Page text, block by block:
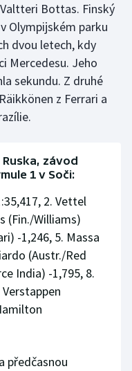
Bottas. Finský
Olympijském parku
dvou letech, kdy
Mercedesu. Jeho
sekundu. Z druhé
z Ferrari a
závod
1 v Soči:
2. Vettel
(Fin./Williams)
-1,246, 5. Massa
(Austr./Red
India) -1,795, 8.
předčasnou